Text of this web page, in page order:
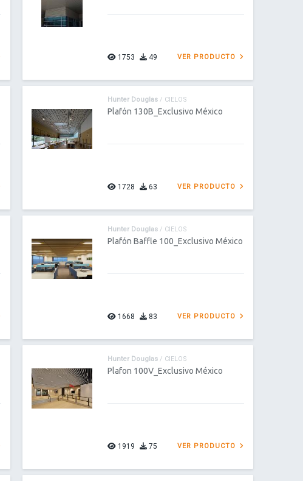
1753 49 VER PRODUCTO
Hunter Douglas / CIELOS
Plafón 130B_Exclusivo México
1728 63 VER PRODUCTO
Hunter Douglas / CIELOS
Plafón Baffle 100_Exclusivo México
1668 83 VER PRODUCTO
Hunter Douglas / CIELOS
Plafon 100V_Exclusivo México
1919 75 VER PRODUCTO